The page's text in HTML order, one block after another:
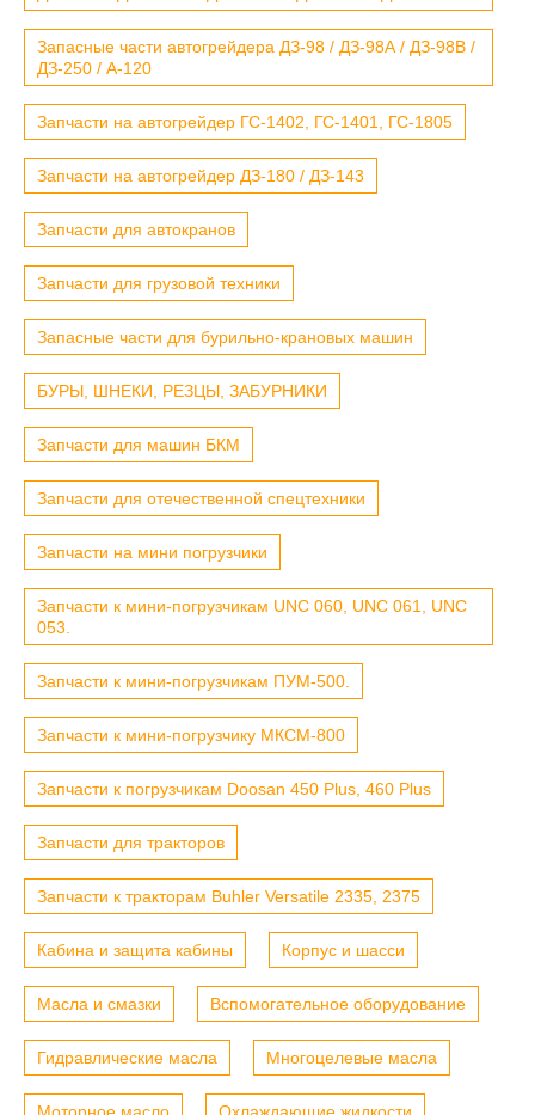
Запасные части автогрейдера ДЗ-98 / ДЗ-98А / ДЗ-98В /
ДЗ-250 / А-120
Запчасти на автогрейдер ГС-1402, ГС-1401, ГС-1805
Запчасти на автогрейдер ДЗ-180 / ДЗ-143
Запчасти для автокранов
Запчасти для грузовой техники
Запасные части для бурильно-крановых машин
БУРЫ, ШНЕКИ, РЕЗЦЫ, ЗАБУРНИКИ
Запчасти для машин БКМ
Запчасти для отечественной спецтехники
Запчасти на мини погрузчики
Запчасти к мини-погрузчикам UNC 060, UNC 061, UNC
053.
Запчасти к мини-погрузчикам ПУМ-500.
Запчасти к мини-погрузчику МКСМ-800
Запчасти к погрузчикам Doosan 450 Plus, 460 Plus
Запчасти для тракторов
Запчасти к тракторам Buhler Versatile 2335, 2375
Кабина и защита кабины Корпус и шасси
Масла и смазки Вспомогательное оборудование
Гидравлические масла Многоцелевые масла
Моторное масло Охлаждающие жидкости